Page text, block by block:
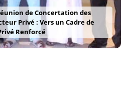
de Concertation des
Privé : Vers un Cadre de
Renforcé